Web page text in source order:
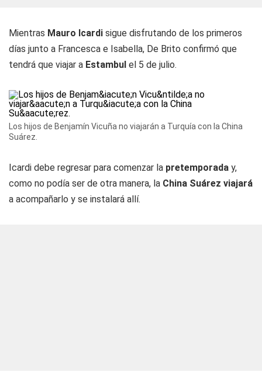
Mientras Mauro Icardi sigue disfrutando de los primeros
días junto a Francesca e Isabella, De Brito confirmó que
tendrá que viajar a Estambul el 5 de julio.
Los hijos de Benjamín Vicuña no viajarán a Turquía con la China
Suárez.
Icardi debe regresar para comenzar la pretemporada y,
como no podía ser de otra manera, la China Suárez viajará
a acompañarlo y se instalará allí.